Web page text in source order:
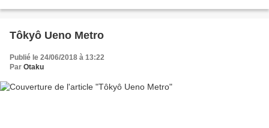
Tôkyô Ueno Metro
Publié le 24/06/2018 à 13:22
Par Otaku